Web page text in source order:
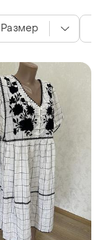
Размер